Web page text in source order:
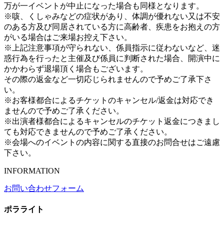
万が一イベントが中止になった場合も同様となります。
※咳、くしゃみなどの症状があり、体調が優れない又は不安
のある方及び同居されている方に高齢者、疾患をお抱えの方
がいる場合はご来場お控え下さい。
※上記注意事項が守られない、係員指示に従わないなど、迷
惑行為を行ったと主催及び係員に判断された場合、開演中に
かかわらず退場頂く場合もございます。
その際の返金など一切応じられませんので予めご了承下さ
い。
※お客様都合によるチケットのキャンセル/返金は対応でき
ませんので予めご了承ください。
※出演者様都合によるキャンセルのチケット返金につきまし
ても対応できませんので予めご了承ください。
※会場へのイベントの内容に関する直接のお問合せはご遠慮
下さい。
INFORMATION
お問い合わせフォーム
ポラライト